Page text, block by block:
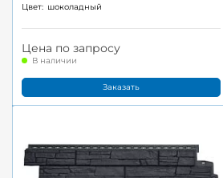
Цвет: шоколадный
Цена по запросу
В наличии
Заказать